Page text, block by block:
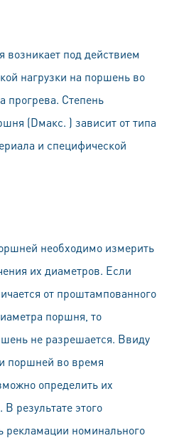
под действием
нагрузки на поршень во
прогрева. Степень
(Dмакс. ) зависит от типа
и специфической
необходимо измерить
их диаметров. Если
от проштампованного
поршня, то
не разрешается. Ввиду
поршней во время
определить их
результате этого
рекламации номинального